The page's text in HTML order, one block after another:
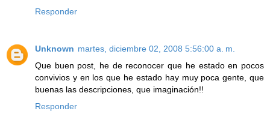
Responder
Unknown martes, diciembre 02, 2008 5:56:00 a. m.
Que buen post, he de reconocer que he estado en pocos
convivios y en los que he estado hay muy poca gente, que
buenas las descripciones, que imaginación!!
Responder